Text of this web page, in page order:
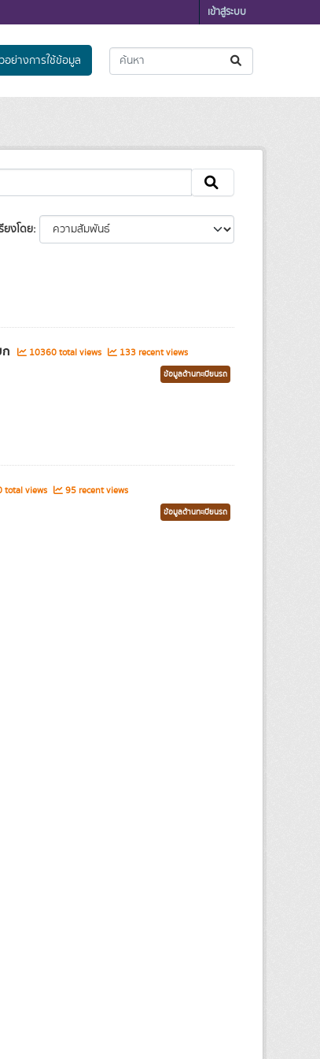
เข้าสู่ระบบ
อย่างการใช้ข้อมูล
ยงโดย
10360 total views 133 recent views
ข้อมูลด้านทะเบียนรถ
views 95 recent views
ข้อมูลด้านทะเบียนรถ